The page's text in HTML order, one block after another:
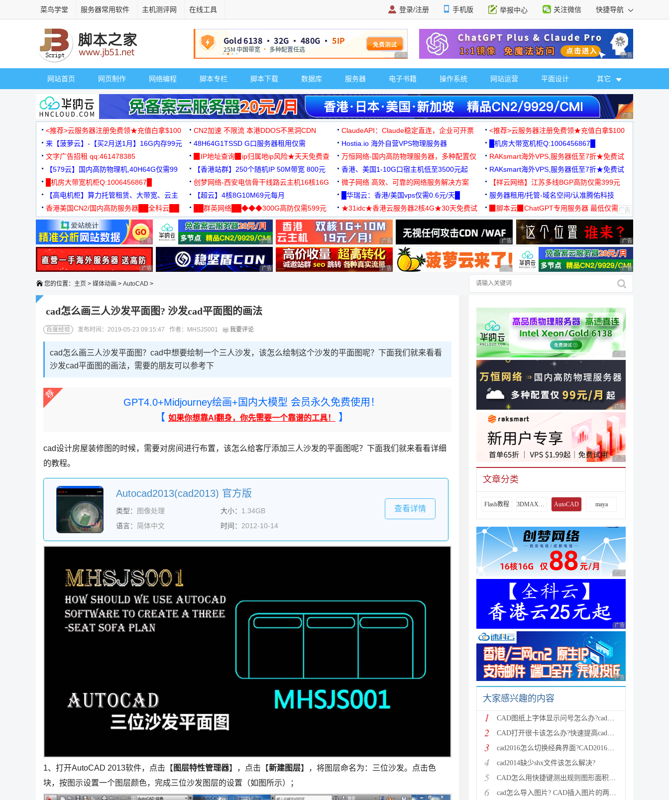
菜鸟学堂 服务器常用软件 主机测评网 在线工具 登录/注册 手机版 举报中心 关注微信 快捷导航
广告 商业广告，理性选择 广告 商业广告，理
网站首页 网页制作 网络编程 脚本专栏 脚本下载 数据库 服务器 电子书籍 操作系统 网站运营 平面设计 其它
广告 商业广告，理
<推荐>云服务器注册免费领★充值白拿$100 CN2加速 不限流 本港DDOS不黑洞CDN ClaudeAPI：Claude稳定直连，企业可开票
<推荐>云服务器注册免费领★充值白拿$100
来【菠萝云】-【买2月送1月】16G内存99元
48H64G1TSSD G口服务器租用仅需
3000+可免费测试
Hostia.io 海外自营VPS物理服务器
█机房大带宽机柜Q:1006456867█
文字广告招租 qq:461478385
▉IP地址查询▉ip归属地ip风险★天天免费查
万恒网络-国内高防物理服务器，多种配置仅
99元/月起
RAKsmart海外VPS,服务器低至7折★免费试
用★
【579云】国内高防物理机,40H64G仅需99
元
【香港站群】250个随机IP 50M带宽 800元 香港、美国1-10G口宿主机低至3500元起
RAKsmart海外VPS,服务器低至7折★免费试
用★
█机房大带宽机柜Q:1006456867█
创梦网络-西安电信骨干线路云主机16核16G
88元/月
微子网络 高效、可靠的网络服务解决方案
【祥云网络】江苏多线BGP高防仅需399元
【高电机柜】算力托管租赁、大带宽、云主
机
【超云】4核8G10M69元每月 █华瑞云：香港/美国vps仅需0.6元/天█
服务器租用/托管-域名空间/认准腾佑科技
香港美国CN2/国内高防服务器██全科云██
██群英网络██◆◆◆300G高防仅需599元
◆◆◆
★31idc★香港云服务器2核4G★30天免费试
用◆
▉脚本云▉ChatGPT专用服务器 最低仅需
19元/月
广告 商业广告，理性选择 广告 商业广告，理性选择 广告 商业广告，理性选择 广告 商业广告，理性选择 广告 商业广告，理
广告 商业广告，理性选择 广告 商业广告，理性选择 广告 商业广告，理性选择 广告 商业广告，理性选择 广告 商业广告，理
您的位置： 主页 > 媒体动画 > AutoCAD >
cad怎么画三人沙发平面图? 沙发cad平面图的画法
百度经验 发布时间：2019-05-23 09:15:47 作者：MHSJS001 我要评论
cad怎么画三人沙发平面图？cad中想要绘制一个三人沙发，该怎么绘制这个沙发的平面图呢？下面我们就来看看
沙发cad平面图的画法，需要的朋友可以参考下
GPT4.0+Midjourney绘画+国内大模型 会员永久免费使用！
【 如果你想靠AI翻身，你先需要一个靠谱的工具！ 】
cad设计房屋装修图的时候，需要对房间进行布置，该怎么给客厅添加三人沙发的平面图呢？下面我们就来看看详细
的教程。
Autocad2013(cad2013) 官方版
类型： 图像处理 大小： 1.34GB
语言： 简体中文 时间： 2012-10-14
查看详情
1、打开AutoCAD 2013软件，点击【 图层特性管理器】，点击【新建图层】，将图层命名为：三位沙发。点击色
块，按图示设置一个图层颜色，完成三位沙发图层的设置（如图所示）；
广告 商业广告，理性
广告 商业广告，理性
广告 商业广告，理性
文章分类
Flash教程 3DMAX教程 AutoCAD maya
广告 商业广告，理性
广告 商业广告，理性
广告 商业广告，理性
大家感兴趣的内容
1 CAD图纸上字体显示问号怎么办?cad文字显示问号三种解
2 CAD打开很卡该怎么办?快速提高cad运行速度的技巧
3 cad2016怎么切换经典界面?CAD2016经典界面的使用方法
4 cad2014缺少shx文件该怎么解决?
5 CAD怎么用快捷键测出规则图形面积和周长？
6 cad怎么导入图片? CAD插入图片的两种方法